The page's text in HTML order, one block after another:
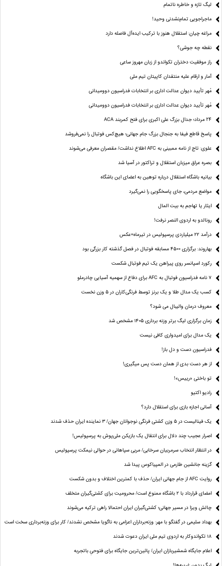
لیگ تازه و خاطره ناتمام
ماجراجویی تمام‌نشدنی وحید!
مراغه چیان: استقلال هنوز با ترکیب ایده‌آل فاصله دارد
نقطه چه جوشی؟
راز موفقیت دختران تکواندو از زبان مهروز ساعی
آمار و ارقام علیه منتقدان کاپیتان تیم ملی
مُهر تأیید دیوان عدالت اداری بر انتخابات فدراسیون دوومیدانی
مُهر تأیید دیوان عدالت اداری بر انتخابات فدراسیون دوومیدانی
24 مرداد؛ جدال بزرگ علی‌ اکبری برای فتح کمربند ACA
پاسخ قاطع فیفا به جنجال بزرگ جام جهانی؛ هیچ‌کس فوتبال را نمی‌فروشد
علوی: تاج از نامه ممبینی به AFC اطلاع نداشت/ مقصران معرفی می‌شوند
بصره عراق میزبان استقلال و تراکتور در آسیا شد
بیانیه باشگاه استقلال درباره توهین به اعضای این باشگاه
مواضع مردمی، جای پاسخگویی را نمی‌گیرد
ایثار یا تهاجم به بیت المال
رونالدو به اردوی النصر نرفت!
درآمد ۲۲ میلیاردی پرسپولیس در تیرماه+عکس
بهاروند: برگزاری ۴۵۰۰ مسابقه فوتبال در فصل گذشته کار بزرگی بود
رکورد اسپانسر روی پیراهن یک تیم فوتبال شکست
۷ نامه فدراسیون فوتبال به AFC برای دفاع از سهمیه آسیایی چادرملو
کسب یک مدال طلا و یک برنز توسط فرنگی‌کاران در ۵ وزن نخست
معروف درمان والیبال می شود؟
زمان برگزاری لیگ برتر وزنه برداری ۱۴۰۵ مشخص شد
یک مدال برای امیدواری کافی نیست
فدراسیون دست‌ و دل باز!
از هر دست بدی از همان دست پس میگیری!
تو باختی «رییس»!
رادیو اکتیو
آسانی اجازه بازی برای استقلال دارد؟
یک فینالیست در ۵ وزن کشتی فرنگی نوجوانان جهان/ ۳ نماینده ایران حذف شدند
اصرار عجیب چند دلال برای انتقال یک بازیکن ملی‌پوش به پرسپولیس!
در انتظار انتخاب سرمربیان سرخابی/ مربی سپاهانی در حوالی نیمکت پرسپولیس
گزینه جانشین طارمی در المپیاکوس پیدا شد
روایت AFC از جام جهانی ایران/ حذف با کمترین اختلاف و بدون شکست
امضای قرارداد با ۲ باشگاه ممنوع است/ محرومیت برای کشتی‌گیران متخلف
چالش ویزا در مسیر جهانی؛ کشتی‌گیران ایران احتمالا راهی ترکیه می‌شوند
بهداد سلیمی در گفتگو با مهر: وزنه‌برداران اعزامی به ناگویا مشخص نشدند/ کار برای وزنه‌برداری سخت است
۱۸ تکواندوکار به اردوی تیم ملی ایران دعوت شدند
اعلام جایگاه شمشیربازان ایران/ پائین‌ترین جایگاه برای فتوحیِ باتجربه